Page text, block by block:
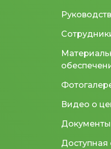
Видео о
Документы
Доступная